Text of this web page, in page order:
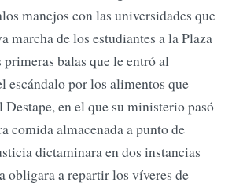
manejos con las universidades que
marcha de los estudiantes a la Plaza
primeras balas que le entró al
escándalo por los alimentos que
en el que su ministerio pasó
comida almacenada a punto de
dictaminara en dos instancias
obligara a repartir los víveres de